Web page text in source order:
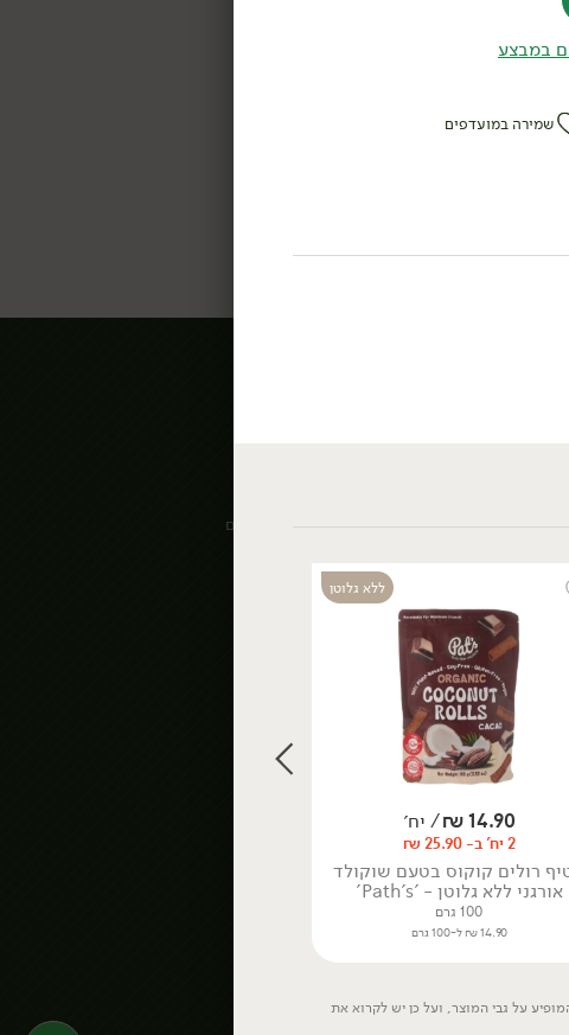
במבצע
שמירה במועדפים
ללא גלוטן
14.90
₪/ יח׳
2 יח' ב- 25.90 ₪
רולים קוקוס בטעם שוקולד
אורגני ללא גלוטן - 'Path's'
100 גרם
14.90 ₪ ל-100 גרם
על גבי המוצר, ועל כן יש לקרוא את
וכבושים
ושימורים
ביצים
חמוצים ומותססים
פיצוחים ואגוזים
פירות יבשים
תבלינים
דגני בוקר וחטיפים
Bakery
ומעושנים